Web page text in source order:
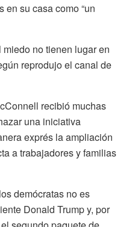
su casa como “un
no tienen lugar en
reprodujo el canal de
recibió muchas
una iniciativa
exprés la ampliación
a trabajadores y familias
demócratas no es
Donald Trump y, por